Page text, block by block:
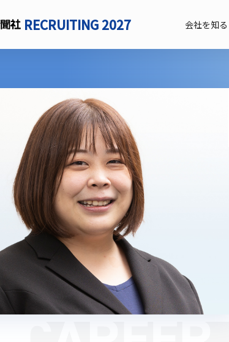
RECRUITING 2027 会社を知る